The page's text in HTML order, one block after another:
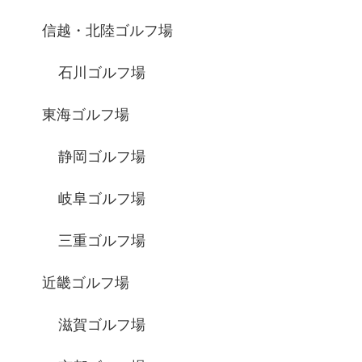
信越・北陸ゴルフ場
石川ゴルフ場
東海ゴルフ場
静岡ゴルフ場
岐阜ゴルフ場
三重ゴルフ場
近畿ゴルフ場
滋賀ゴルフ場